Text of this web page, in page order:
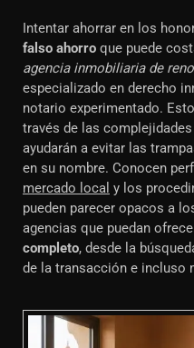
Intentar ahorrar en los
falso ahorro que puede
agencia inmobiliaria de
especializado en derecho
notario experimentado.
través de las
ayudarán a evitar las
en su nombre. Conocen
mercado local y los
pueden parecer opacos a
agencias que puedan
completo, desde la
de la transacción e incluso